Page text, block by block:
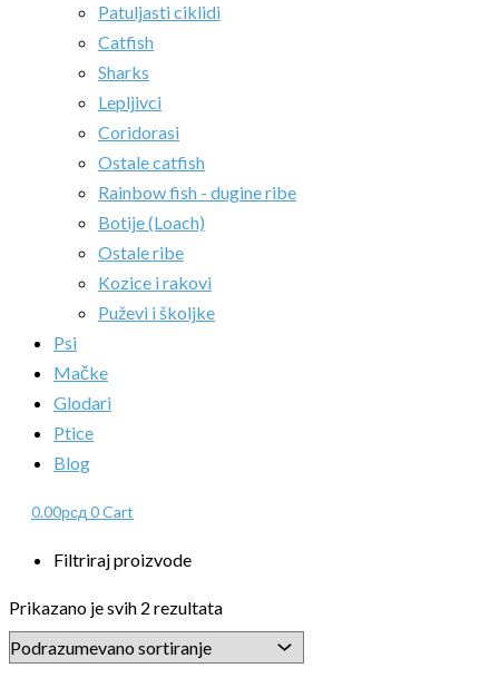
Patuljasti ciklidi
Catfish
Sharks
Lepljivci
Coridorasi
Ostale catfish
Rainbow fish - dugine ribe
Botije (Loach)
Ostale ribe
Kozice i rakovi
Puževi i školjke
Psi
Mačke
Glodari
Ptice
Blog
0.00рсд 0Cart
Filtriraj proizvode
Prikazano je svih 2 rezultata